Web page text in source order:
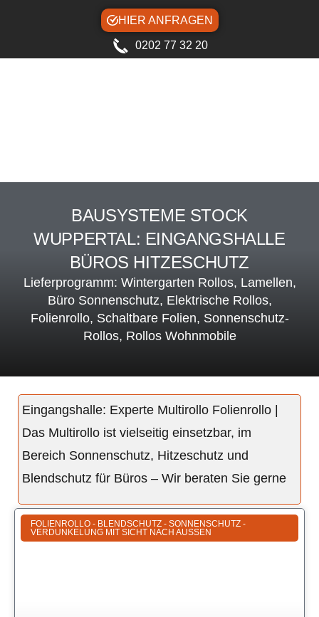
HIER ANFRAGEN
0202 77 32 20
BAUSYSTEME STOCK
WUPPERTAL: EINGANGSHALLE
BÜROS HITZESCHUTZ
Lieferprogramm: Wintergarten Rollos, Lamellen,
Büro Sonnenschutz, Elektrische Rollos,
Folienrollo, Schaltbare Folien, Sonnenschutz-
Rollos, Rollos Wohnmobile
Eingangshalle: Experte Multirollo Folienrollo |
Das Multirollo ist vielseitig einsetzbar, im
Bereich Sonnenschutz, Hitzeschutz und
Blendschutz für Büros – Wir beraten Sie gerne
FOLIENROLLO - BLENDSCHUTZ - SONNENSCHUTZ -
VERDUNKELUNG MIT SICHT NACH AUSSEN